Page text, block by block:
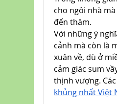
cho ngôi nhà
đến thăm.
Với những ý
cảnh mà còn là
xuân về, dù ở
cảm giác sum
thịnh vượng.
khủng nhất Việt